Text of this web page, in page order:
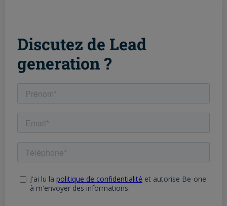
Discutez de Lead
generation ?